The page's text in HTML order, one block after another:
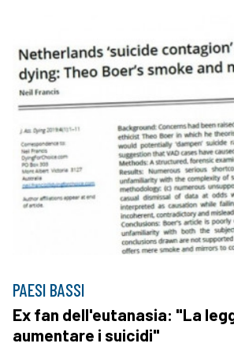
PAESI BASSI
Ex fan dell'eutanasia: "La
aumentare i suicidi"